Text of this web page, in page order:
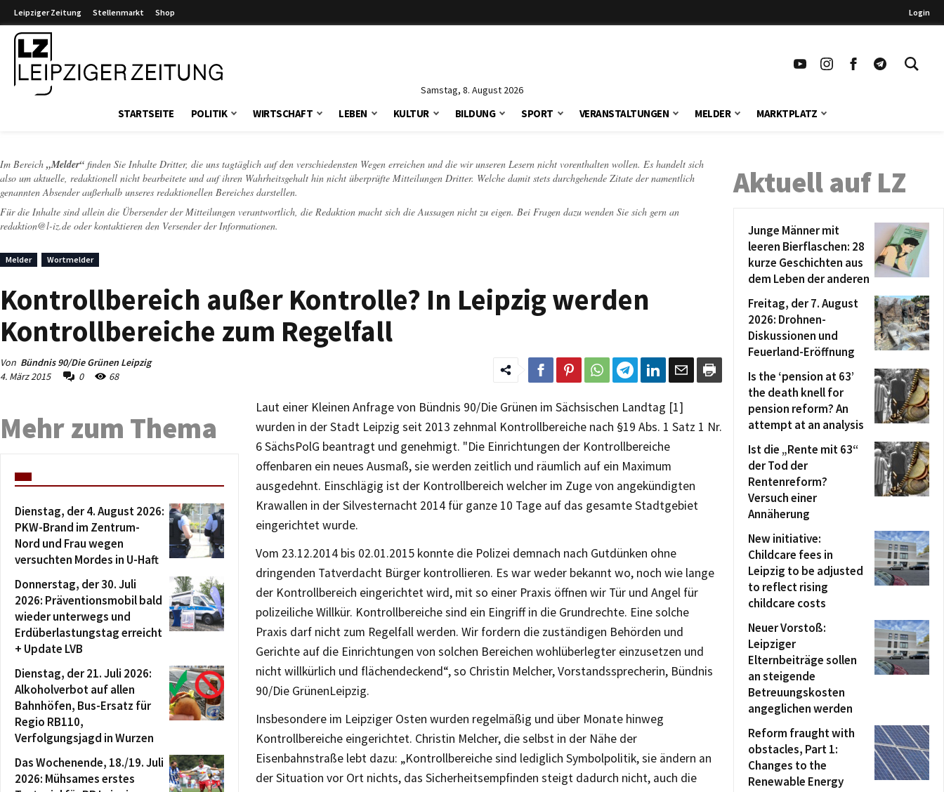
Leipziger Zeitung Stellenmarkt Shop Login
Samstag, 8. August 2026
STARTSEITE POLITIK WIRTSCHAFT LEBEN KULTUR BILDUNG SPORT VERANSTALTUNGEN MELDER MARKTPLATZ
Im Bereich „Melder“ finden Sie Inhalte Dritter, die uns tagtäglich auf den verschiedensten Wegen erreichen und die wir unseren Lesern nicht vorenthalten wollen. Es handelt sich
also um aktuelle, redaktionell nicht bearbeitete und auf ihren Wahrheitsgehalt hin nicht überprüfte Mitteilungen Dritter. Welche damit stets durchgehende Zitate der namentlich
genannten Absender außerhalb unseres redaktionellen Bereiches darstellen.
Für die Inhalte sind allein die Übersender der Mitteilungen verantwortlich, die Redaktion macht sich die Aussagen nicht zu eigen. Bei Fragen dazu wenden Sie sich gern an
redaktion@l-iz.de oder kontaktieren den Versender der Informationen.
Melder Wortmelder
Kontrollbereich außer Kontrolle? In Leipzig werden
Kontrollbereiche zum Regelfall
Von Bündnis 90/Die Grünen Leipzig
4. März 2015
0 68
Laut einer Kleinen Anfrage von Bündnis 90/Die Grünen im Sächsischen Landtag [1]
wurden in der Stadt Leipzig seit 2013 zehnmal Kontrollbereiche nach §19 Abs. 1 Satz 1 Nr.
6 SächsPolG beantragt und genehmigt. "Die Einrichtungen der Kontrollbereiche
offenbaren ein neues Ausmaß, sie werden zeitlich und räumlich auf ein Maximum
ausgedehnt. Einschlägig ist der Kontrollbereich welcher im Zuge von angekündigten
Krawallen in der Silvesternacht 2014 für ganze 10 Tage auf das gesamte Stadtgebiet
eingerichtet wurde.
Vom 23.12.2014 bis 02.01.2015 konnte die Polizei demnach nach Gutdünken ohne
dringenden Tatverdacht Bürger kontrollieren. Es war weder bekannt wo, noch wie lange
der Kontrollbereich eingerichtet wird, mit so einer Praxis öffnen wir Tür und Angel für
polizeiliche Willkür. Kontrollbereiche sind ein Eingriff in die Grundrechte. Eine solche
Praxis darf nicht zum Regelfall werden. Wir fordern die zuständigen Behörden und
Gerichte auf die Einrichtungen von solchen Bereichen wohlüberlegter einzusetzen und
nicht willkürlich und flächendeckend“, so Christin Melcher, Vorstandssprecherin, Bündnis
90/Die GrünenLeipzig.
Insbesondere im Leipziger Osten wurden regelmäßig und über Monate hinweg
Kontrollbereiche eingerichtet. Christin Melcher, die selbst in der Nähe der
Eisenbahnstraße lebt dazu: „Kontrollbereiche sind lediglich Symbolpolitik, sie ändern an
der Situation vor Ort nichts, das Sicherheitsempfinden steigt dadurch nicht, auch die
Mehr zum Thema
Dienstag, der 4. August 2026:
PKW-Brand im Zentrum-
Nord und Frau wegen
versuchten Mordes in U-Haft
Donnerstag, der 30. Juli
2026: Präventionsmobil bald
wieder unterwegs und
Erdüberlastungstag erreicht
+ Update LVB
Dienstag, der 21. Juli 2026:
Alkoholverbot auf allen
Bahnhöfen, Bus-Ersatz für
Regio RB110,
Verfolgungsjagd in Wurzen
Das Wochenende, 18./19. Juli
2026: Mühsames erstes
Aktuell auf LZ
Junge Männer mit
leeren Bierflaschen: 28
kurze Geschichten aus
dem Leben der anderen
Freitag, der 7. August
2026: Drohnen-
Diskussionen und
Feuerland-Eröffnung
Is the ‘pension at 63’
the death knell for
pension reform? An
attempt at an analysis
Ist die „Rente mit 63“
der Tod der
Rentenreform?
Versuch einer
Annäherung
New initiative:
Childcare fees in
Leipzig to be adjusted
to reflect rising
childcare costs
Neuer Vorstoß:
Leipziger
Elternbeiträge sollen
an steigende
Betreuungskosten
angeglichen werden
Reform fraught with
obstacles, Part 1:
Changes to the
Renewable Energy